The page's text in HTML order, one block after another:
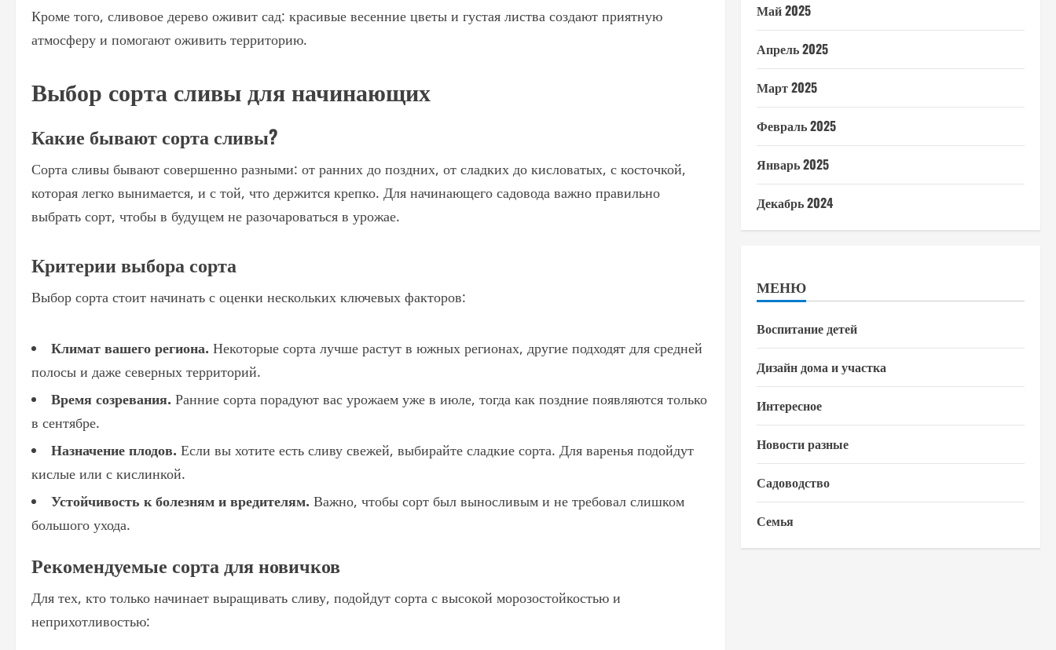
Кроме того, сливовое дерево оживит сад: красивые весенние цветы и густая листва создают приятную
атмосферу и помогают оживить территорию.
Выбор сорта сливы для начинающих
Какие бывают сорта сливы?
Сорта сливы бывают совершенно разными: от ранних до поздних, от сладких до кисловатых, с косточкой,
которая легко вынимается, и с той, что держится крепко. Для начинающего садовода важно правильно
выбрать сорт, чтобы в будущем не разочароваться в урожае.
Критерии выбора сорта
Выбор сорта стоит начинать с оценки нескольких ключевых факторов:
Климат вашего региона. Некоторые сорта лучше растут в южных регионах, другие подходят для средней
полосы и даже северных территорий.
Время созревания. Ранние сорта порадуют вас урожаем уже в июле, тогда как поздние появляются только
в сентябре.
Назначение плодов. Если вы хотите есть сливу свежей, выбирайте сладкие сорта. Для варенья подойдут
кислые или с кислинкой.
Устойчивость к болезням и вредителям. Важно, чтобы сорт был выносливым и не требовал слишком
большого ухода.
Рекомендуемые сорта для новичков
Для тех, кто только начинает выращивать сливу, подойдут сорта с высокой морозостойкостью и
неприхотливостью:
Май 2025
Апрель 2025
Март 2025
Февраль 2025
Январь 2025
Декабрь 2024
МЕНЮ
Воспитание детей
Дизайн дома и участка
Интересное
Новости разные
Садоводство
Семья